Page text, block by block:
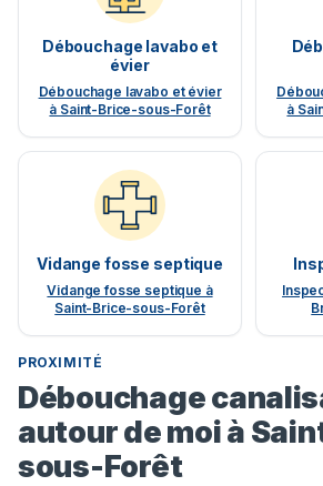
Débouchage lavabo et
évier
Débouchage lavabo et évier
à Saint-Brice-sous-Forêt
à
Vidange fosse septique
Vidange fosse septique à
Saint-Brice-sous-Forêt
PROXIMITÉ
Débouchage
autour de moi à
sous-Forêt